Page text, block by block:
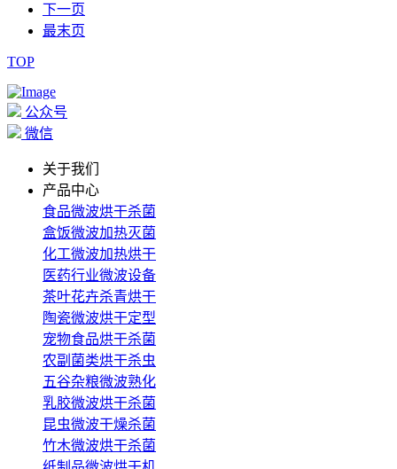
下一页
最末页
TOP
公众号
微信
关于我们
产品中心
食品微波烘干杀菌
盒饭微波加热灭菌
化工微波加热烘干
医药行业微波设备
茶叶花卉杀青烘干
陶瓷微波烘干定型
宠物食品烘干杀菌
农副菌类烘干杀虫
五谷杂粮微波熟化
乳胶微波烘干杀菌
昆虫微波干燥杀菌
竹木微波烘干杀菌